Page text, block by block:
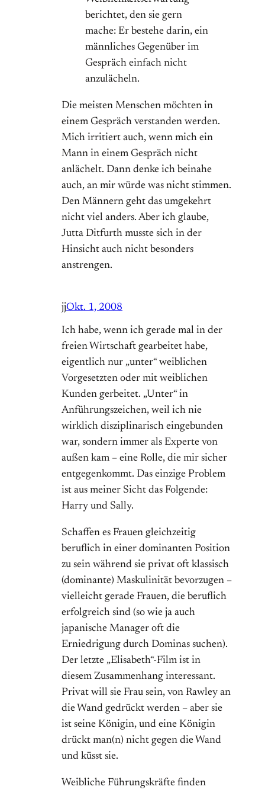
berichtet, den sie gern
mache: Er bestehe darin, ein
männliches Gegenüber im
Gespräch einfach nicht
anzulächeln.
Die meisten Menschen möchten in
einem Gespräch verstanden werden.
Mich irritiert auch, wenn mich ein
Mann in einem Gespräch nicht
anlächelt. Dann denke ich beinahe
auch, an mir würde was nicht stimmen.
Den Männern geht das umgekehrt
nicht viel anders. Aber ich glaube,
Jutta Ditfurth musste sich in der
Hinsicht auch nicht besonders
anstrengen.
jjOkt. 1, 2008
Ich habe, wenn ich gerade mal in der
freien Wirtschaft gearbeitet habe,
eigentlich nur „unter“ weiblichen
Vorgesetzten oder mit weiblichen
Kunden gerbeitet. „Unter“ in
Anführungszeichen, weil ich nie
wirklich disziplinarisch eingebunden
war, sondern immer als Experte von
außen kam – eine Rolle, die mir sicher
entgegenkommt. Das einzige Problem
ist aus meiner Sicht das Folgende:
Harry und Sally.
Schaffen es Frauen gleichzeitig
beruflich in einer dominanten Position
zu sein während sie privat oft klassisch
(dominante) Maskulinität bevorzugen –
vielleicht gerade Frauen, die beruflich
erfolgreich sind (so wie ja auch
japanische Manager oft die
Erniedrigung durch Dominas suchen).
Der letzte „Elisabeth“-Film ist in
diesem Zusammenhang interessant.
Privat will sie Frau sein, von Rawley an
die Wand gedrückt werden – aber sie
ist seine Königin, und eine Königin
drückt man(n) nicht gegen die Wand
und küsst sie.
Weibliche Führungskräfte finden